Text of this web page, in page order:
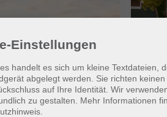
Einstellungen
handelt es sich um kleine Textdateien,
abgelegt werden. Sie richten
auf Ihre Identität. Wir
zu gestalten. Mehr Informationen